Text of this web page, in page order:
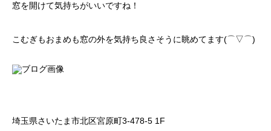
窓を開けて気持ちがいいですね！
こむぎもおまめも窓の外を気持ち良さそうに眺めてます(⌒▽⌒)
埼玉県さいたま市北区宮原町3-478-5 1F